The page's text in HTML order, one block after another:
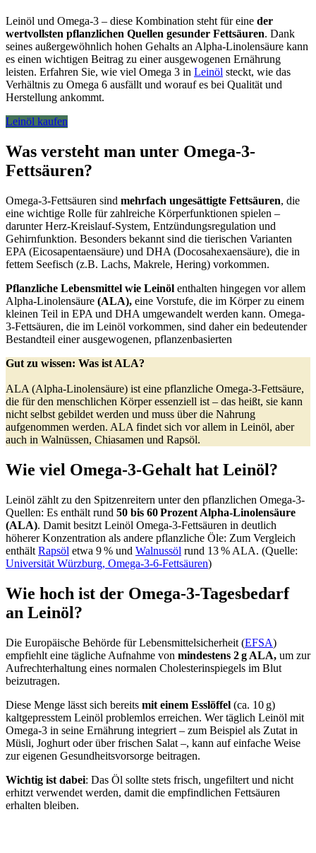
Leinöl und Omega-3 – diese Kombination steht für eine der
wertvollsten pflanzlichen Quellen gesunder Fettsäuren. Dank
seines außergewöhnlich hohen Gehalts an Alpha-Linolensäure kann
es einen wichtigen Beitrag zu einer ausgewogenen Ernährung
leisten. Erfahren Sie, wie viel Omega 3 in Leinöl steckt, wie das
Verhältnis zu Omega 6 ausfällt und worauf es bei Qualität und
Herstellung ankommt.
Leinöl kaufen
Was versteht man unter Omega-3-
Fettsäuren?
Omega-3-Fettsäuren sind mehrfach ungesättigte Fettsäuren, die
eine wichtige Rolle für zahlreiche Körperfunktionen spielen –
darunter Herz-Kreislauf-System, Entzündungsregulation und
Gehirnfunktion. Besonders bekannt sind die tierischen Varianten
EPA (Eicosapentaensäure) und DHA (Docosahexaensäure), die in
fettem Seefisch (z.B. Lachs, Makrele, Hering) vorkommen.
Pflanzliche Lebensmittel wie Leinöl enthalten hingegen vor allem
Alpha-Linolensäure (ALA), eine Vorstufe, die im Körper zu einem
kleinen Teil in EPA und DHA umgewandelt werden kann. Omega-
3-Fettsäuren, die im Leinöl vorkommen, sind daher ein bedeutender
Bestandteil einer ausgewogenen, pflanzenbasierten
Gut zu wissen: Was ist ALA?
ALA (Alpha-Linolensäure) ist eine pflanzliche Omega-3-Fettsäure,
die für den menschlichen Körper essenziell ist – das heißt, sie kann
nicht selbst gebildet werden und muss über die Nahrung
aufgenommen werden. ALA findet sich vor allem in Leinöl, aber
auch in Walnüssen, Chiasamen und Rapsöl.
Wie viel Omega-3-Gehalt hat Leinöl?
Leinöl zählt zu den Spitzenreitern unter den pflanzlichen Omega-3-
Quellen: Es enthält rund 50 bis 60 Prozent Alpha-Linolensäure
(ALA). Damit besitzt Leinöl Omega-3-Fettsäuren in deutlich
höherer Konzentration als andere pflanzliche Öle: Zum Vergleich
enthält Rapsöl etwa 9 % und Walnussöl rund 13 % ALA. (Quelle:
Universität Würzburg, Omega-3-6-Fettsäuren)
Wie hoch ist der Omega-3-Tagesbedarf
an Leinöl?
Die Europäische Behörde für Lebensmittelsicherheit (EFSA)
empfiehlt eine tägliche Aufnahme von mindestens 2g ALA, um zur
Aufrechterhaltung eines normalen Cholesterinspiegels im Blut
beizutragen.
Diese Menge lässt sich bereits mit einem Esslöffel (ca. 10 g)
kaltgepresstem Leinöl problemlos erreichen. Wer täglich Leinöl mit
Omega-3 in seine Ernährung integriert – zum Beispiel als Zutat in
Müsli, Joghurt oder über frischen Salat –, kann auf einfache Weise
zur eigenen Gesundheitsvorsorge beitragen.
Wichtig ist dabei: Das Öl sollte stets frisch, ungefiltert und nicht
erhitzt verwendet werden, damit die empfindlichen Fettsäuren
erhalten bleiben.